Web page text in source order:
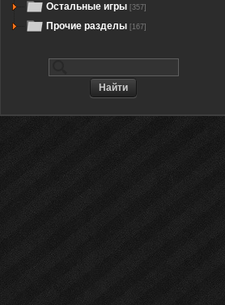
Остальные игры [357]
Прочие разделы [167]